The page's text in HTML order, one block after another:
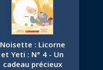
Noisette : Licorne
et Yeti : N° 4 - Un
cadeau précieux